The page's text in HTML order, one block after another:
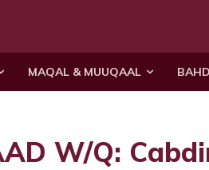
MAQAL & MUUQAAL
W/Q: